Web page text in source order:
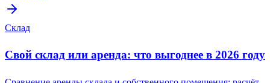
Склад
Свой склад или аренда: что выгоднее в 2026 году